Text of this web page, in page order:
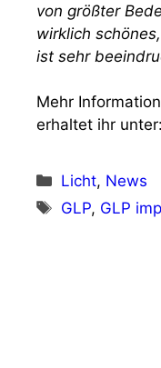
von größter
wirklich
ist sehr
Mehr
erhaltet ihr unter:
Kategorien
Licht, News
Schlagwörter
GLP, GLP